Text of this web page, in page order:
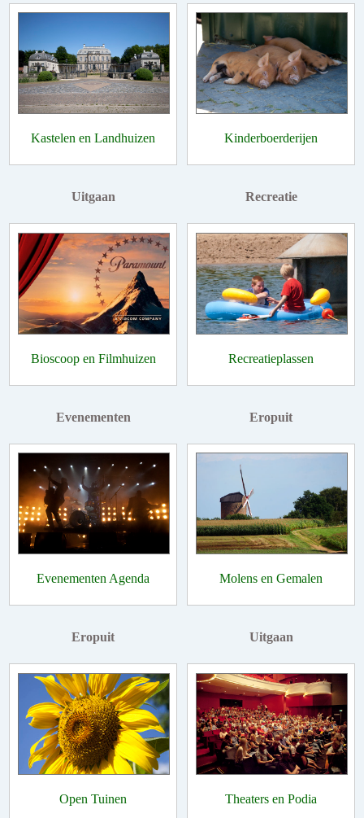
Kastelen en Landhuizen Kinderboerderijen
Uitgaan
Bioscoop en Filmhuizen
Recreatie
Recreatieplassen
Evenementen
Evenementen Agenda
Eropuit
Molens en Gemalen
Eropuit
Open Tuinen
Uitgaan
Theaters en Podia